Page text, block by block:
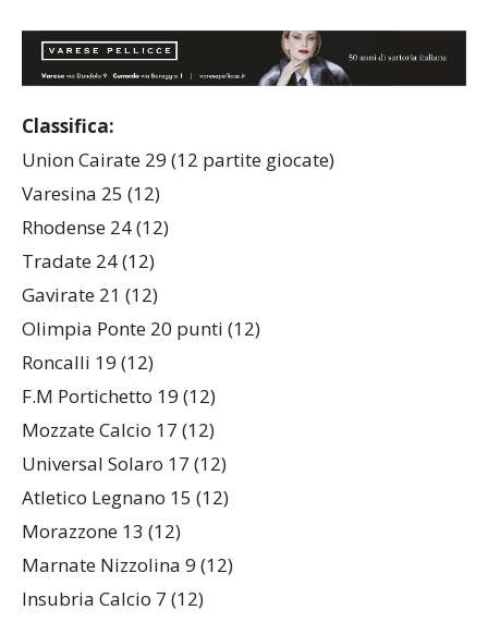
Classifica:
Union Cairate 29 (12 partite giocate)
Varesina 25 (12)
Rhodense 24 (12)
Tradate 24 (12)
Gavirate 21 (12)
Olimpia Ponte 20 punti (12)
Roncalli 19 (12)
F.M Portichetto 19 (12)
Mozzate Calcio 17 (12)
Universal Solaro 17 (12)
Atletico Legnano 15 (12)
Morazzone 13 (12)
Marnate Nizzolina 9 (12)
Insubria Calcio 7 (12)